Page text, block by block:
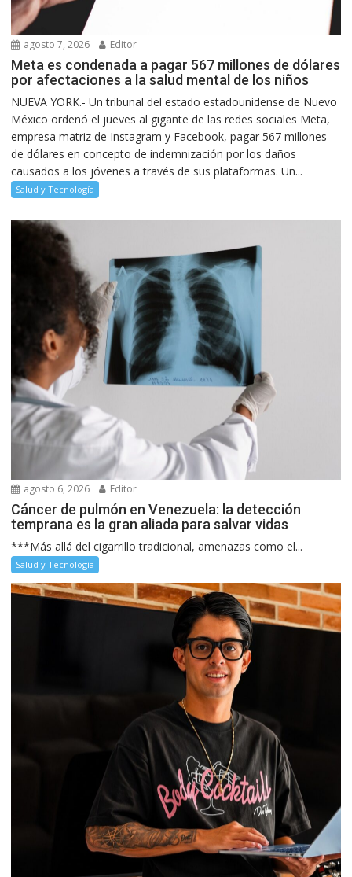
agosto 7, 2026 Editor
Meta es condenada a pagar 567 millones de dólares
por afectaciones a la salud mental de los niños
NUEVA YORK.- Un tribunal del estado estadounidense de Nuevo
México ordenó el jueves al gigante de las redes sociales Meta,
empresa matriz de Instagram y Facebook, pagar 567 millones
de dólares en concepto de indemnización por los daños
causados a los jóvenes a través de sus plataformas. Un...
Salud y Tecnología
agosto 6, 2026 Editor
Cáncer de pulmón en Venezuela: la detección
temprana es la gran aliada para salvar vidas
***Más allá del cigarrillo tradicional, amenazas como el...
Salud y Tecnología